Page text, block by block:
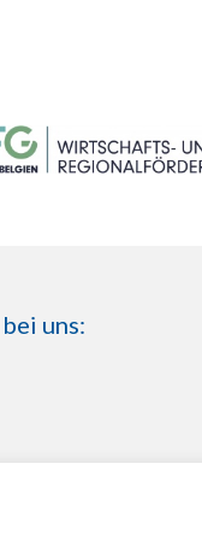
uns: